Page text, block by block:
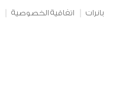
بانرات اتفاقية الخصوصية